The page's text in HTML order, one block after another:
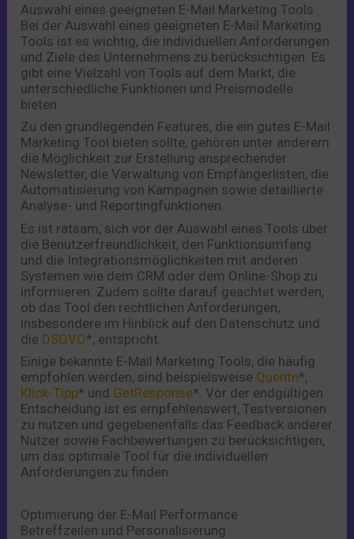
Auswahl eines geeigneten E-Mail Marketing Tools
Bei der Auswahl eines geeigneten E-Mail Marketing
Tools ist es wichtig, die individuellen Anforderungen
und Ziele des Unternehmens zu berücksichtigen. Es
gibt eine Vielzahl von Tools auf dem Markt, die
unterschiedliche Funktionen und Preismodelle
bieten.
Zu den grundlegenden Features, die ein gutes E-Mail
Marketing Tool bieten sollte, gehören unter anderem
die Möglichkeit zur Erstellung ansprechender
Newsletter, die Verwaltung von Empfängerlisten, die
Automatisierung von Kampagnen sowie detaillierte
Analyse- und Reportingfunktionen.
Es ist ratsam, sich vor der Auswahl eines Tools über
die Benutzerfreundlichkeit, den Funktionsumfang
und die Integrationsmöglichkeiten mit anderen
Systemen wie dem CRM oder dem Online-Shop zu
informieren. Zudem sollte darauf geachtet werden,
ob das Tool den rechtlichen Anforderungen,
insbesondere im Hinblick auf den Datenschutz und
die DSGVO*, entspricht.
Einige bekannte E-Mail Marketing Tools, die häufig
empfohlen werden, sind beispielsweise Quentn*,
Klick-Tipp* und GetResponse*. Vor der endgültigen
Entscheidung ist es empfehlenswert, Testversionen
zu nutzen und gegebenenfalls das Feedback anderer
Nutzer sowie Fachbewertungen zu berücksichtigen,
um das optimale Tool für die individuellen
Anforderungen zu finden.
Optimierung der E-Mail Performance
Betreffzeilen und Personalisierung